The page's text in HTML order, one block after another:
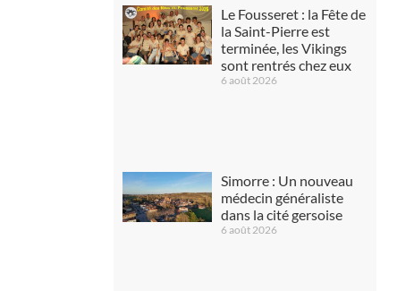
Le Fousseret : la Fête de
la Saint-Pierre est
terminée, les Vikings
sont rentrés chez eux
6 août 2026
Simorre : Un nouveau
médecin généraliste
dans la cité gersoise
6 août 2026